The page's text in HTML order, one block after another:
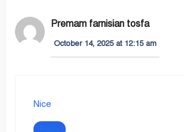
Premam farnisian tosfa
October 14, 2025 at 12:15 am
Nice